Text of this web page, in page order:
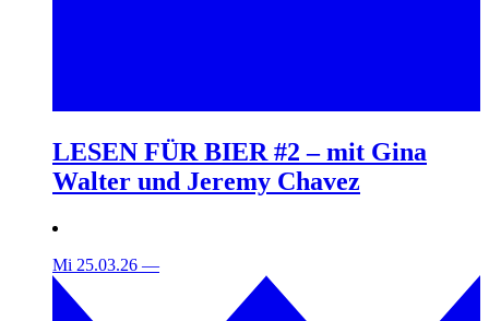
LESEN FÜR BIER #2 – mit Gina
Walter und Jeremy Chavez
Mi 25.03.26 —